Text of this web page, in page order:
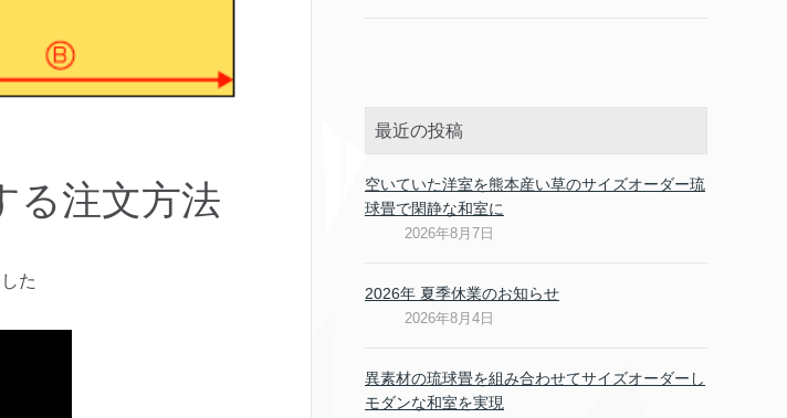
る注文方法
た
最近の投稿
空いていた洋室を熊本産い草のサイズオーダー琉
球畳で閑静な和室に
2026年8月7日
2026年 夏季休業のお知らせ
2026年8月4日
異素材の琉球畳を組み合わせてサイズオーダーし
モダンな和室を実現